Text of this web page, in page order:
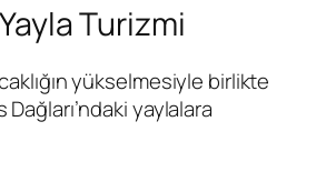
Turizmi
yükselmesiyle birlikte
Dağları’ndaki yaylalara